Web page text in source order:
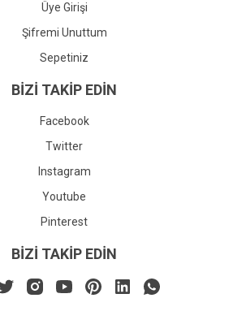
Üye Girişi
Şifremi Unuttum
Sepetiniz
BİZİ TAKİP EDİN
Facebook
Twitter
Instagram
Youtube
Pinterest
BİZİ TAKİP EDİN